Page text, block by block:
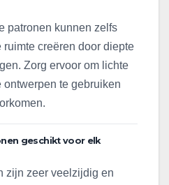
patronen kunnen zelfs
creëren door diepte
Zorg ervoor om lichte
te gebruiken
geschikt voor elk
zijn zeer veelzijdig en